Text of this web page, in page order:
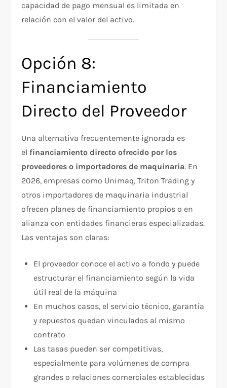
capacidad de pago mensual es limitada en
relación con el valor del activo.
Opción 8:
Financiamiento
Directo del Proveedor
Una alternativa frecuentemente ignorada es
elfinanciamiento directo ofrecido por los
proveedores o importadores de maquinaria. En
2026, empresas como Unimaq, Triton Trading y
otros importadores de maquinaria industrial
ofrecen planes de financiamiento propios o en
alianza con entidades financieras especializadas.
Las ventajas son claras:
El proveedor conoce el activo a fondo y puede
estructurar el financiamiento según la vida
útil real de la máquina
En muchos casos, el servicio técnico, garantía
y repuestos quedan vinculados al mismo
contrato
Las tasas pueden ser competitivas,
especialmente para volúmenes de compra
grandes o relaciones comerciales establecidas